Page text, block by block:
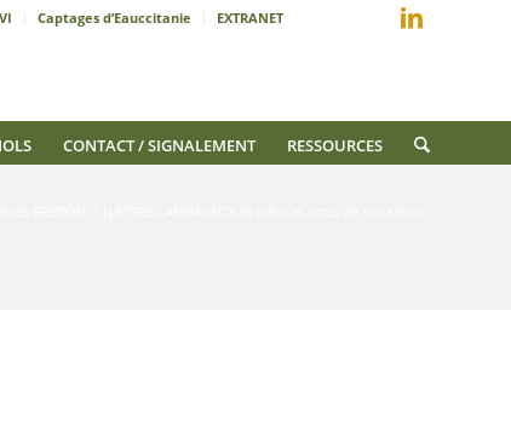
Captages d’Eauccitanie EXTRANET
CONTACT / SIGNALEMENT RESSOURCES